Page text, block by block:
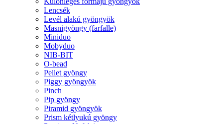
Lencsék
Levél alakú gyöngyök
Masnigyöngy (farfalle)
Miniduo
Mobyduo
NIB-BIT
O-bead
Pellet gyöngy
Piggy gyöngyök
Pinch
Pip gyöngy
Piramid gyöngyök
Prism kétlyukú gyöngy